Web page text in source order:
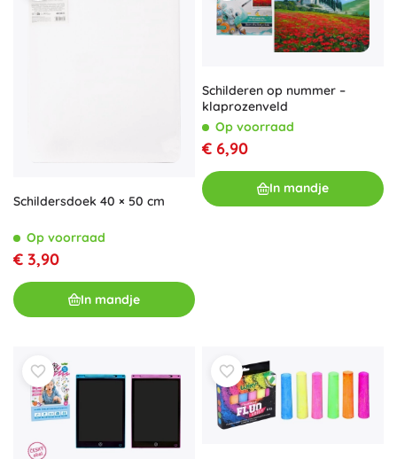
Schildersdoek 40 × 50 cm
Op voorraad
€ 3,90
In mandje
Schilderen op nummer –
klaprozenveld
Op voorraad
€ 6,90
In mandje